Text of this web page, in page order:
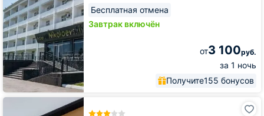
Бесплатная отмена
Завтрак включён
от3 100руб.
за 1 ночь
Получите155 бонусов
Отель